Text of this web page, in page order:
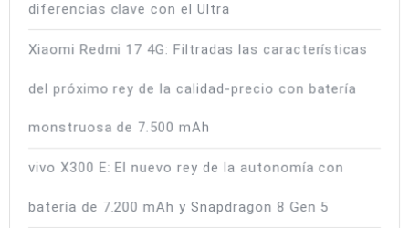
diferencias clave con el Ultra
Xiaomi Redmi 17 4G: Filtradas las características
del próximo rey de la calidad-precio con batería
monstruosa de 7.500 mAh
vivo X300 E: El nuevo rey de la autonomía con
batería de 7.200 mAh y Snapdragon 8 Gen 5